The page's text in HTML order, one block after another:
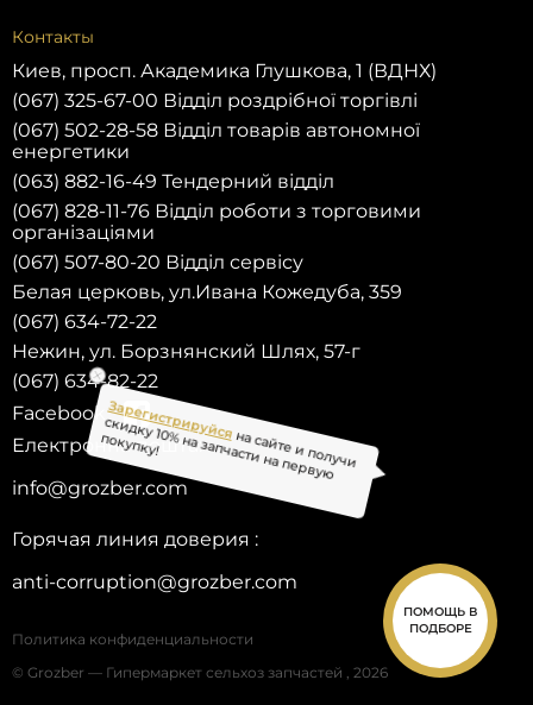
ПОМОЩЬ В
ПОДБОРЕ
Контакты
Киев, просп. Академика Глушкова, 1 (ВДНХ)
(067) 325-67-00 Відділ роздрібної торгівлі
(067) 502-28-58 Відділ товарів автономної
енергетики
(063) 882-16-49 Тендерний відділ
(067) 828-11-76 Відділ роботи з торговими
організаціями
(067) 507-80-20 Відділ сервісу
Белая церковь, ул.Ивана Кожедуба, 359
(067) 634-72-22
Нежин, ул. Борзнянский Шлях, 57-г
(067) 634-82-22
Facebook
Електронна пошта:
info@grozber.com
Горячая линия доверия :
anti-corruption@grozber.com
© Grozber — Гипермаркет сельхоз запчастей , 2026
Политика конфиденциальности
Зарегистрируйся на сайте и получи
скидку 10% на запчасти на первую
покупку!